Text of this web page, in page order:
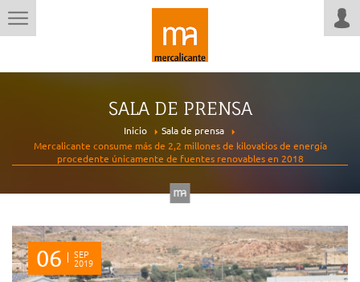
SALA DE PRENSA
Inicio
Sala de prensa
Mercalicante consume más de 2,2 millones de kilovatios de energía
procedente únicamente de fuentes renovables en 2018
06 SEP
2019